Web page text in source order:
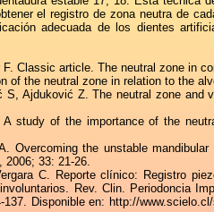
el registro de zona neutra de
adecuada de los dientes
Classic article. The neutral zone in
of the neutral zone in relation to the
S, Ajduković Z. The neutral zone and
study of the importance of the
Overcoming the unstable
2006; 33: 21-26.
C. Reporte clínico: Registro
Rev. Clin. Periodoncia
Disponible en: http://